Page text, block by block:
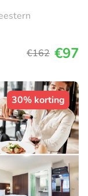
€162 €97
30% korting